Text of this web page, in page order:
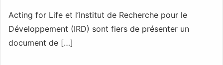
Acting for Life et l’Institut de Recherche pour le
Développement (IRD) sont fiers de présenter un
document de […]